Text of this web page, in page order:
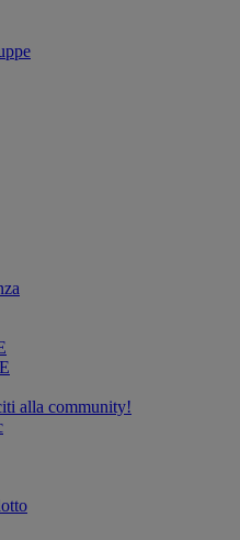
alla community!